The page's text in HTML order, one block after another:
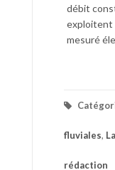
débit
exploitent
mesuré
fluviales,
rédaction